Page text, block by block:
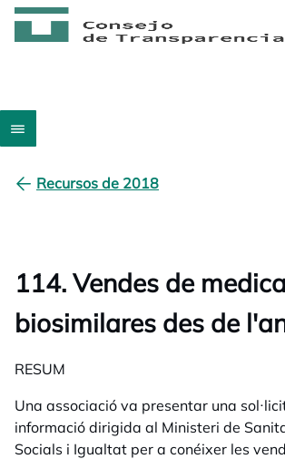
Recursos de 2018
114. Vendes de
biosimilares des de
RESUM
Una associació va presentar una
informació dirigida al Ministeri de
Socials i Igualtat per a conéixer les